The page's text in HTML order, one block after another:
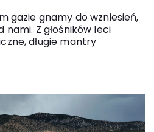
gazie gnamy do wzniesień,
nami. Z głośników leci
długie mantry